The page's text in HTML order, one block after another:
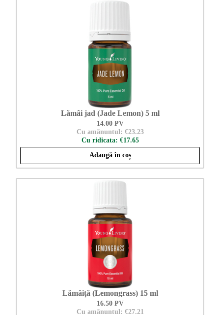
Lămâi jad (Jade Lemon) 5 ml
14.00 PV
Cu amănuntul: €23.23
Cu ridicata: €17.65
Adaugă în coș
Lămâiță (Lemongrass) 15 ml
16.50 PV
Cu amănuntul: €27.21